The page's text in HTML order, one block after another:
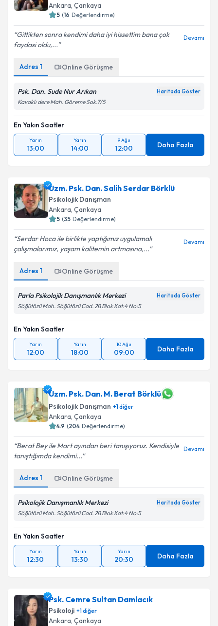
Ankara, Çankaya
5 (16 Değerlendirme)
Gittikten sonra kendimi daha iyi hissettim bana çok
faydasi oldu,...
Devamı
Adres 1 Online Görüşme
Psk. Dan. Sude Nur Arıkan Haritada Göster
Kavaklı dere Mah. Göreme Sok.7/5
En Yakın Saatler
Yarın
13:00
Yarın
14:00
9 Ağu
12:00 Daha Fazla
Uzm. Psk. Dan. Salih Serdar Börklü
Psikolojik Danışman
Ankara, Çankaya
5 (35 Değerlendirme)
Serdar Hoca ile birlikte yaptığımız uygulamalı
çalışmalarımız, yaşam kalitemin artmasına,...
Devamı
Adres 1 Online Görüşme
Parla Psikolojik Danışmanlık Merkezi Haritada Göster
Söğütözü Mah. Söğütözü Cad. 2B Blok Kat:4 No:5
En Yakın Saatler
Yarın
12:00
Yarın
18:00
10 Ağu
09:00 Daha Fazla
Uzm. Psk. Dan. M. Berat Börklü
Psikolojik Danışman +1diğer
Ankara, Çankaya
4.9 (204 Değerlendirme)
Berat Bey ile Mart ayından beri tanışıyoruz. Kendisiyle
tanıştığımda kendimi...
Devamı
Adres 1 Online Görüşme
Psikolojik Danışmanlık Merkezi Haritada Göster
Söğütözü Mah. Söğütözü Cad. 2B Blok Kat:4 No:5
En Yakın Saatler
Yarın
12:30
Yarın
13:30
Yarın
20:30 Daha Fazla
Psk. Cemre Sultan Damlacık
Psikoloji +1diğer
Ankara, Çankaya